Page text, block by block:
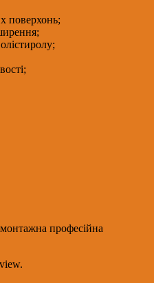
поверхонь;
професійна